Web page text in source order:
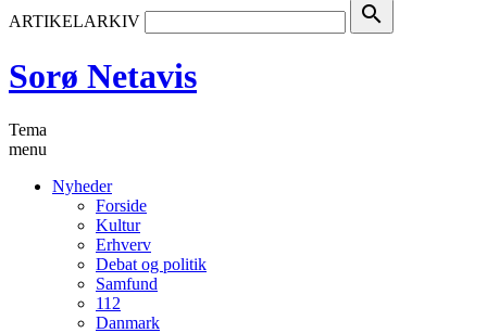
ARTIKELARKIV search
Sorø Netavis
Tema
menu
Nyheder
Forside
Kultur
Erhverv
Debat og politik
Samfund
112
Danmark